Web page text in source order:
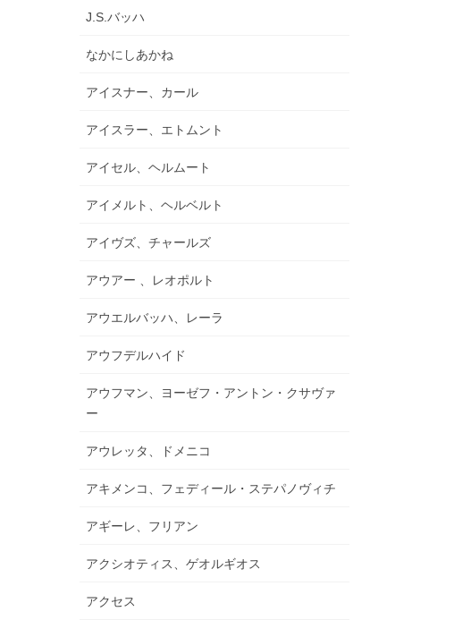
J.S.バッハ
なかにしあかね
アイスナー、カール
アイスラー、エトムント
アイセル、ヘルムート
アイメルト、ヘルベルト
アイヴズ、チャールズ
アウアー 、レオポルト
アウエルバッハ、レーラ
アウフデルハイド
アウフマン、ヨーゼフ・アントン・クサヴァ
ー
アウレッタ、ドメニコ
アキメンコ、フェディール・ステパノヴィチ
アギーレ、フリアン
アクシオティス、ゲオルギオス
アクセス